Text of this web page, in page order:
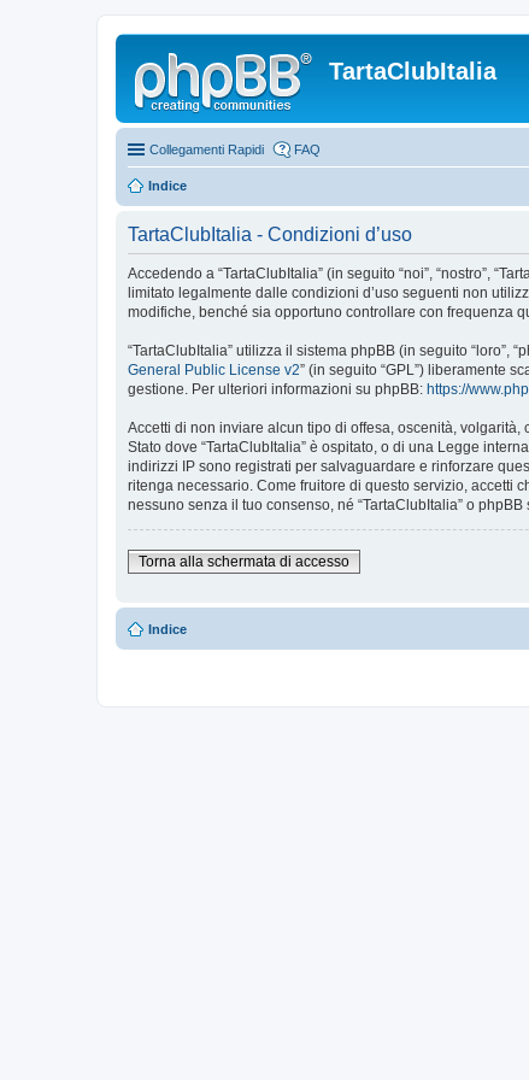
TartaClubItalia
Collegamenti Rapidi FAQ
Indice
TartaClubItalia - Condizioni d’uso
Accedendo a “TartaClubItalia” (in seguito “noi”, “nostro”,
limitato legalmente dalle condizioni d’uso seguenti non
modifiche, benché sia opportuno controllare con frequenza
“TartaClubItalia” utilizza il sistema phpBB (in seguito “loro”,
General Public License v2” (in seguito “GPL”) liberamente
gestione. Per ulteriori informazioni su phpBB: https://
Accetti di non inviare alcun tipo di offesa, oscenità,
Stato dove “TartaClubItalia” è ospitato, o di una Legge
indirizzi IP sono registrati per salvaguardare e rinforzare
ritenga necessario. Come fruitore di questo servizio, accetti
nessuno senza il tuo consenso, né “TartaClubItalia” o
Torna alla schermata di accesso
Indice